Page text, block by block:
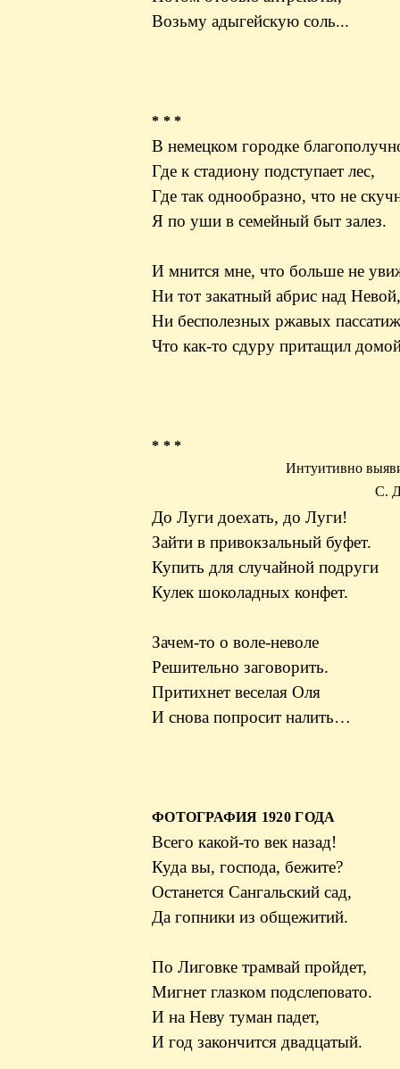
Возьму адыгейскую соль...
* * *
В немецком городке
Где к стадиону подступает лес,
Где так однообразно, что не
Я по уши в семейный быт залез.
И мнится мне, что больше не
Ни тот закатный абрис над Невой,
Ни бесполезных ржавых
Что как-то сдуру притащил
* * *
Интуитивно
С.
До Луги доехать, до Луги!
Зайти в привокзальный буфет.
Купить для случайной подруги
Кулек шоколадных конфет.
Зачем-то о воле-неволе
Решительно заговорить.
Притихнет веселая Оля
И снова попросит налить…
ФОТОГРАФИЯ 1920 ГОДА
Всего какой-то век назад!
Куда вы, господа, бежите?
Останется Сангальский сад,
Да гопники из общежитий.
По Лиговке трамвай пройдет,
Мигнет глазком подслеповато.
И на Неву туман падет,
И год закончится двадцатый.